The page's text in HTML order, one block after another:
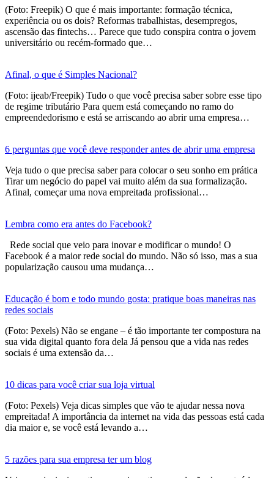
(Foto: Freepik) O que é mais importante: formação técnica,
experiência ou os dois? Reformas trabalhistas, desempregos,
ascensão das fintechs… Parece que tudo conspira contra o jovem
universitário ou recém-formado que…
Afinal, o que é Simples Nacional?
(Foto: ijeab/Freepik) Tudo o que você precisa saber sobre esse tipo
de regime tributário Para quem está começando no ramo do
empreendedorismo e está se arriscando ao abrir uma empresa…
6 perguntas que você deve responder antes de abrir uma empresa
Veja tudo o que precisa saber para colocar o seu sonho em prática
Tirar um negócio do papel vai muito além da sua formalização.
Afinal, começar uma nova empreitada profissional…
Lembra como era antes do Facebook?
Rede social que veio para inovar e modificar o mundo! O
Facebook é a maior rede social do mundo. Não só isso, mas a sua
popularização causou uma mudança…
Educação é bom e todo mundo gosta: pratique boas maneiras nas
redes sociais
(Foto: Pexels) Não se engane – é tão importante ter compostura na
sua vida digital quanto fora dela Já pensou que a vida nas redes
sociais é uma extensão da…
10 dicas para você criar sua loja virtual
(Foto: Pexels) Veja dicas simples que vão te ajudar nessa nova
empreitada! A importância da internet na vida das pessoas está cada
dia maior e, se você está levando a…
5 razões para sua empresa ter um blog